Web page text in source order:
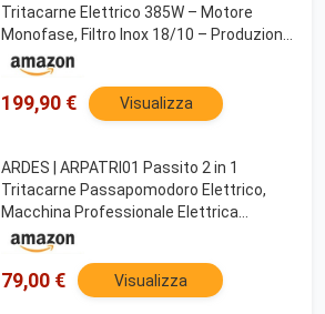
Tritacarne Elettrico 385W – Motore
Monofase, Filtro Inox 18/10 – Produzione
Fino a 100 kg/h – Accessorio Tritacarne
Incluso
199,90 € Visualizza
ARDES | ARPATRI01 Passito 2 in 1
Tritacarne Passapomodoro Elettrico,
Macchina Professionale Elettrica
Spremipomodoro e Macina Carne | Filtro,
Lama e Disco in Acciaio INOX Lavabili in
Lavastoviglie
79,00 € Visualizza